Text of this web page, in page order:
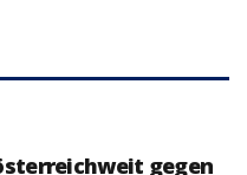
gegen